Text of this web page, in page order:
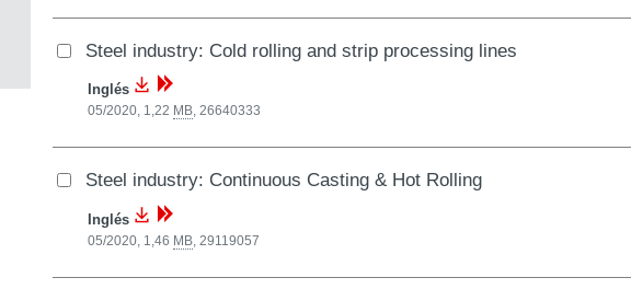
Steel industry: Cold rolling and strip processing lines
Inglés
05/2020, 1,22 MB, 26640333
Steel industry: Continuous Casting & Hot Rolling
Inglés
05/2020, 1,46 MB, 29119057